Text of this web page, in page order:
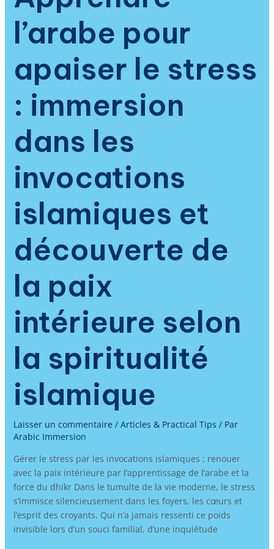
l’arabe pour
apaiser le stress
: immersion
dans les
invocations
islamiques et
découverte de
la paix
intérieure selon
la spiritualité
islamique
Laisser un commentaire / Articles & Practical Tips / Par
Arabic Immersion
Gérer le stress par les invocations islamiques : renouer
avec la paix intérieure par l’apprentissage de l’arabe et la
force du dhikr Dans le tumulte de la vie moderne, le stress
s’immisce silencieusement dans les foyers, les cœurs et
l’esprit des croyants. Qui n’a jamais ressenti ce poids
invisible lors d’un souci familial, d’une inquiétude
spiritualité
islamique